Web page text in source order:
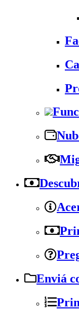
Enviá